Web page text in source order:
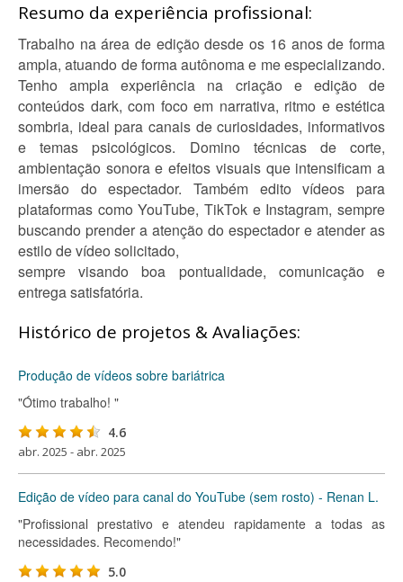
Resumo da experiência profissional:
Trabalho na área de edição desde os 16 anos de forma
ampla, atuando de forma autônoma e me especializando.
Tenho ampla experiência na criação e edição de
conteúdos dark, com foco em narrativa, ritmo e estética
sombria, ideal para canais de curiosidades, informativos
e temas psicológicos. Domino técnicas de corte,
ambientação sonora e efeitos visuais que intensificam a
imersão do espectador. Também edito vídeos para
plataformas como YouTube, TikTok e Instagram, sempre
buscando prender a atenção do espectador e atender as
estilo de vídeo solicitado,
sempre visando boa pontualidade, comunicação e
entrega satisfatória.
Histórico de projetos & Avaliações:
Produção de vídeos sobre bariátrica
"Ótimo trabalho! "
4.6
abr. 2025 - abr. 2025
Edição de vídeo para canal do YouTube (sem rosto) - Renan L.
"Profissional prestativo e atendeu rapidamente a todas as
necessidades. Recomendo!"
5.0